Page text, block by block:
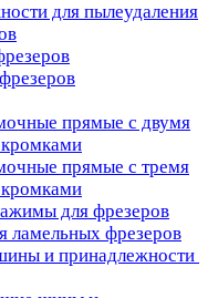
для пылеудаления
прямые с двумя
прямые с тремя
для фрезеров
ламельных фрезеров
и принадлежности